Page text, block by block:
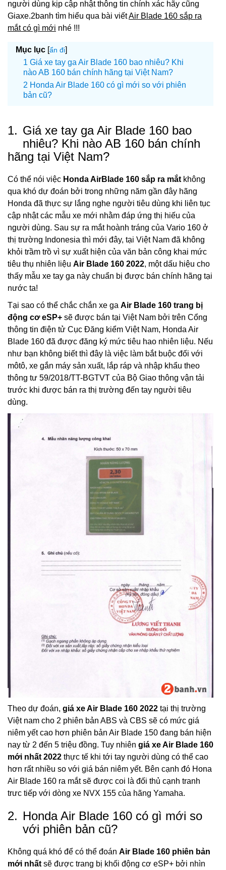
người dùng kịp cập nhật thông tin chính xác hãy cũng
Giaxe.2banh tìm hiểu qua bài viếtAir Blade 160 sắp ra
mắt có gì mới nhé !!!
Mục lục [ẩn đi]
Giá xe tay ga Air Blade 160 bao nhiêu? Khi
nào AB 160 bán chính hãng tại Việt Nam?
Honda Air Blade 160 có gì mới so với phiên
bản cũ?
1. Giá xe tay ga Air Blade 160 bao
nhiêu? Khi nào AB 160 bán chính
hãng tại Việt Nam?
Có thể nói việc Honda AirBlade 160 sắp ra mắt không
qua khó dự đoán bởi trong những năm gần đây hãng
Honda đã thực sự lắng nghe người tiêu dùng khi liên tục
cập nhật các mẫu xe mới nhằm đáp ứng thị hiếu của
người dùng. Sau sự ra mắt hoành tráng của Vario 160 ở
thị trường Indonesia thì mới đây, tại Việt Nam đã không
khỏi trầm trồ vì sự xuất hiện của văn bản công khai mức
tiêu thụ nhiên liệu Air Blade 160 2022, một dấu hiệu cho
thấy mẫu xe tay ga này chuẩn bị được bán chính hãng tại
nước ta!
Tại sao có thể chắc chắn xe ga Air Blade 160 trang bị
động cơ eSP+ sẽ được bán tại Việt Nam bởi trên Cổng
thông tin điện tử Cục Đăng kiểm Việt Nam, Honda Air
Blade 160 đã được đăng ký mức tiêu hao nhiên liệu. Nếu
như bạn không biết thì đây là việc làm bắt buộc đối với
môtô, xe gắn máy sản xuất, lắp ráp và nhập khẩu theo
thông tư 59/2018/TT-BGTVT của Bộ Giao thông vận tải
trước khi được bán ra thị trường đến tay người tiêu
dùng.
Theo dự đoán, giá xe Air Blade 160 2022 tại thị trường
Việt nam cho 2 phiên bản ABS và CBS sẽ có mức giá
niêm yết cao hơn phiên bản Air Blade 150 đang bán hiện
nay từ 2 đến 5 triệu đồng. Tuy nhiên giá xe Air Blade 160
mới nhất 2022 thực tế khi tới tay người dùng có thể cao
hơn rất nhiều so với giá bán niêm yết. Bên cạnh đó Hona
Air Blade 160 ra mắt sẽ được coi là đối thủ cạnh tranh
trưc tiếp với dòng xe NVX 155 của hãng Yamaha.
2. Honda Air Blade 160 có gì mới so
với phiên bản cũ?
Không quá khó để có thể đoán Air Blade 160 phiên bản
mới nhất sẽ được trang bị khối động cơ eSP+ bởi nhìn